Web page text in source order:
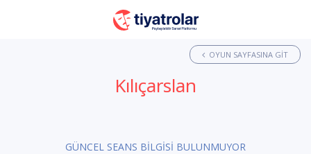
OYUN SAYFASINA GIT
Kılıçarslan
GÜNCEL SEANS BİLGİSİ BULUNMUYOR